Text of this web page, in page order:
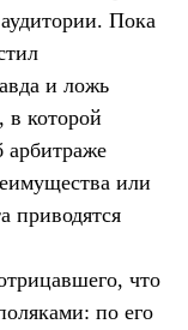
Пока
и ложь
в которой
арбитраже
или
приводятся
что
по его